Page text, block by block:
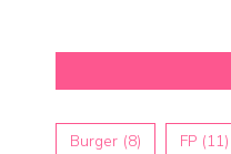
Burger (8) FP (11)